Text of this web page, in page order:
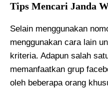
Tips Mencari Janda
Selain menggunakan
menggunakan cara lain
kriteria. Adapun salah
memanfaatkan grup
oleh beberapa orang